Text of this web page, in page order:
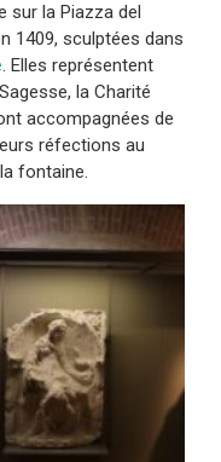
sur la Piazza del
1409, sculptées dans
. Elles représentent
la Charité
accompagnées de
réfections au
fontaine.